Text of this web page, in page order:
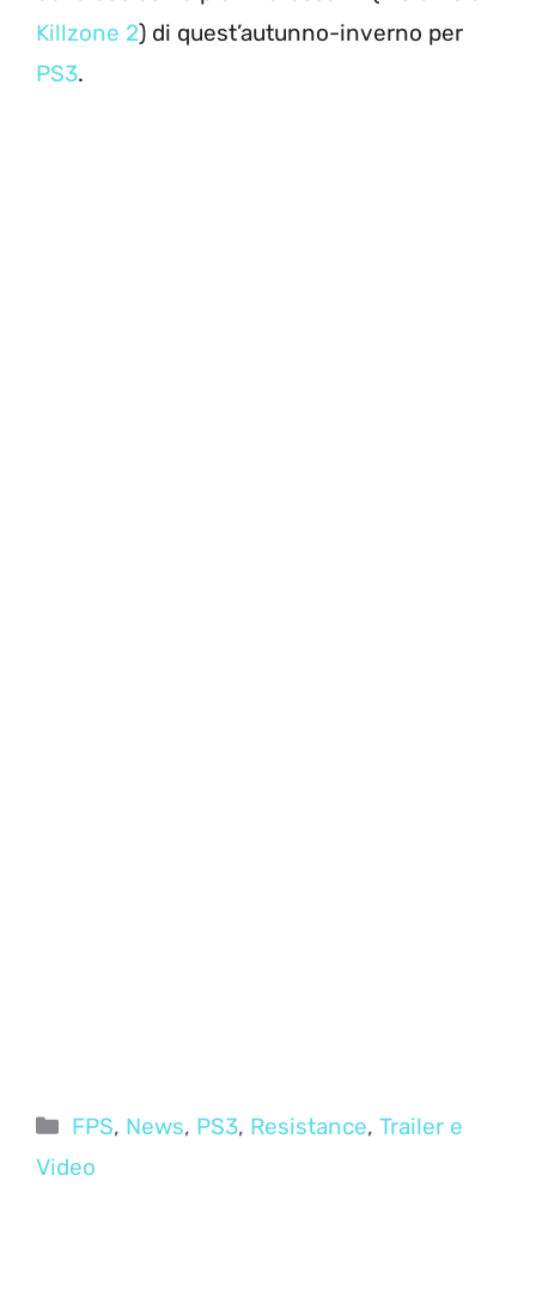
Killzone 2) di quest’autunno-inverno per
PS3.
Categorie
FPS, News, PS3, Resistance,Trailer e
Video